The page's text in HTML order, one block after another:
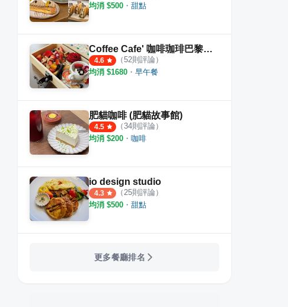
均消 $500 ・ 甜點
Coffee Cafe' 咖啡珈琲巴黎小餐館
4.6 （52則評論）
均消 $1680 ・ 早午餐
肥貓咖啡 (肥貓故事館)
4.5 （34則評論）
均消 $200 ・ 咖啡
io design studio
4.3 （25則評論）
均消 $500 ・ 甜點
更多餐廳排名